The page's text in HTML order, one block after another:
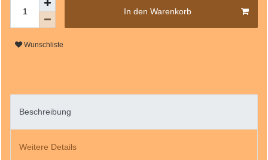
In den Warenkorb
Wunschliste
Beschreibung
Weitere Details